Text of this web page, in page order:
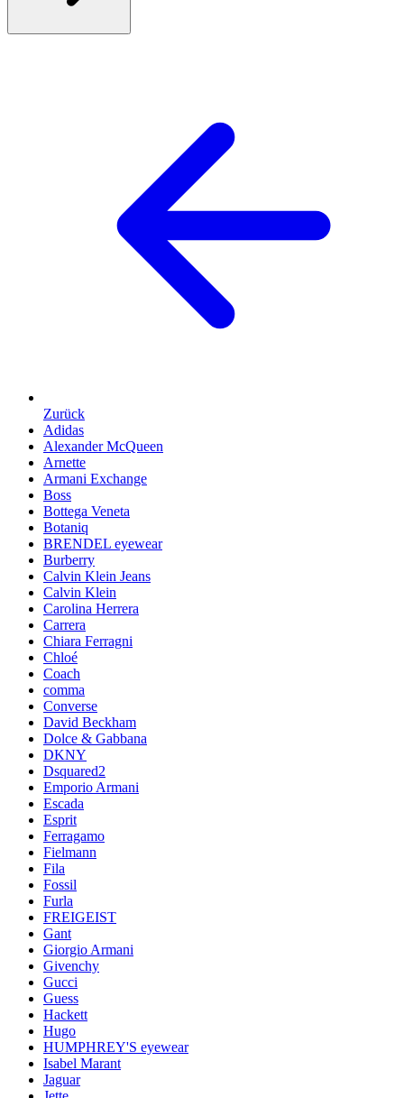
Zurück
Adidas
Alexander McQueen
Arnette
Armani Exchange
Boss
Bottega Veneta
Botaniq
BRENDEL eyewear
Burberry
Calvin Klein Jeans
Calvin Klein
Carolina Herrera
Carrera
Chiara Ferragni
Chloé
Coach
comma
Converse
David Beckham
Dolce & Gabbana
DKNY
Dsquared2
Emporio Armani
Escada
Esprit
Ferragamo
Fielmann
Fila
Fossil
Furla
FREIGEIST
Gant
Giorgio Armani
Givenchy
Gucci
Guess
Hackett
Hugo
HUMPHREY'S eyewear
Isabel Marant
Jaguar